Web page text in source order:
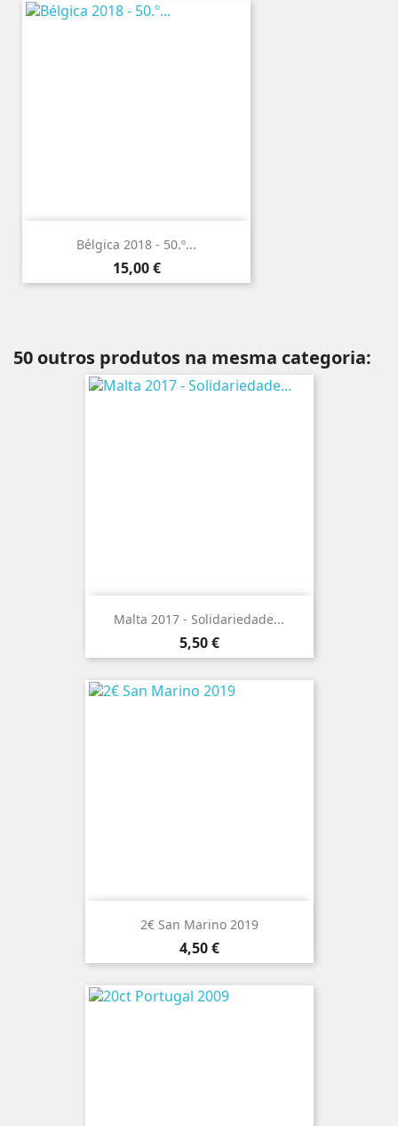
Bélgica 2018 - 50.º...
Preço
15,00 €
50 outros produtos na mesma categoria:
Malta 2017 - Solidariedade...
Preço
5,50 €
2€ San Marino 2019
Preço
4,50 €